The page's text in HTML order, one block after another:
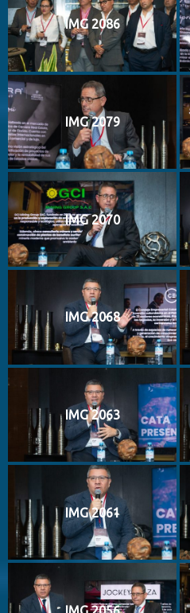
IMG 2086
IMG 2079
IMG 2070
IMG 2068
IMG 2063
IMG 2061